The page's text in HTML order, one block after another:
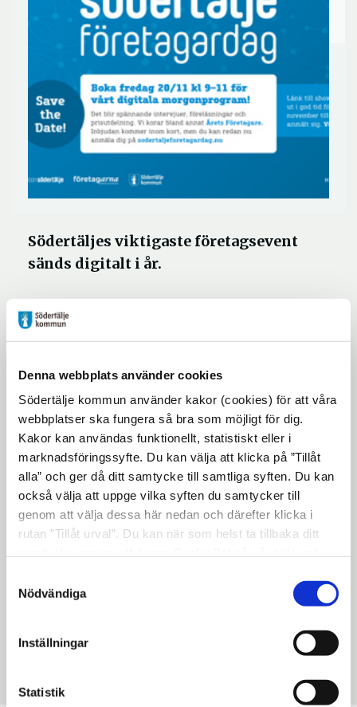
Denna webbplats använder cookies
Södertälje kommun använder kakor (cookies) för att våra
webbplatser ska fungera så bra som möjligt för dig.
Kakor kan användas funktionellt, statistiskt eller i
marknadsföringssyfte. Du kan välja att klicka på ”Tillåt
alla” och ger då ditt samtycke till samtliga syften. Du kan
också välja att uppge vilka syften du samtycker till
genom att välja dessa här nedan och därefter klicka i
rutan ”Tillåt urval”. Du kan när som helst ta tillbaka ditt
"Visa detaljer" kan du läsa om hur kakorna används och
hur vi och våra leverantörer inhämtar och behandlar
Nödvändiga
Inställningar
Statistik
Södertäljes viktigaste företagsevent
sänds digitalt i år.
Boka fredagen den 20 november kl. 09.00-
11.00 för vår digitala sändning. Det blir
kommer vi att dela ut olika utmärkelser
som bland annat Årets Företagare och LT:s
kulturpris.
Inbjudan kommer inom kort, men du kan
redan nu anmäla dig på
sodertaljeforetagardag.nu
. Länk till
showen skickas ut i god tid före den 20
november till alla som anmält sig.
Välkommen!
Anmäl dig här